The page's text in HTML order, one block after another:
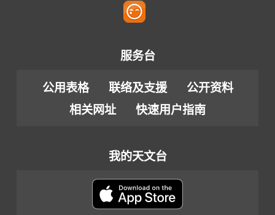
服务台
公用表格 联络及支援
公开资料
相关网址
快速用户指南
我的天文台